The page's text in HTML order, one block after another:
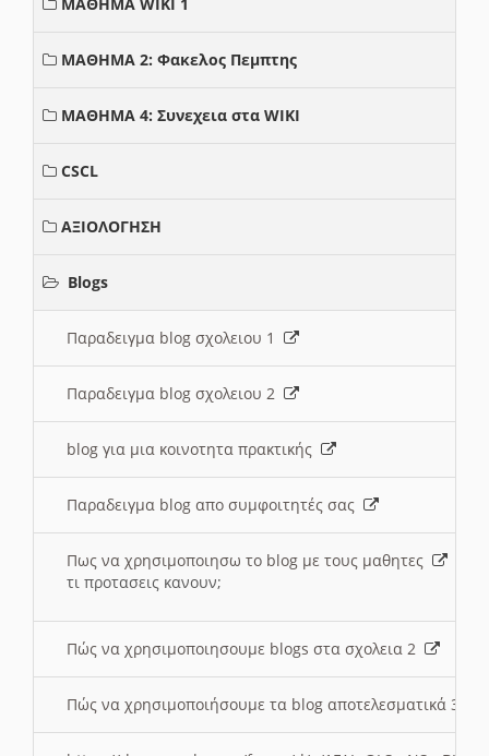
ΜΑΘΗΜΑ 2: Φακελος Πεμπτης
ΜΑΘΗΜΑ 4: Συνεχεια στα WIKI
CSCL
ΑΞΙΟΛΟΓΗΣΗ
Blogs
Παραδειγμα blog σχολειου 1
Παραδειγμα blog σχολειου 2
blog για μια κοινοτητα πρακτικής
Παραδειγμα blog απο συμφοιτητές σας
Πως να χρησιμοποιησω το blog με τους μαθητες
τι προτασεις κανουν;
Πώς να χρησιμοποιησουμε blogs στα σχολεια 2
Πώς να χρησιμοποιήσουμε τα blog αποτελεσματικά 3